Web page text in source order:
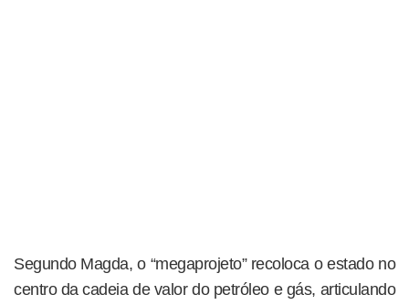
Segundo Magda, o “megaprojeto” recoloca o estado no
centro da cadeia de valor do petróleo e gás, articulando